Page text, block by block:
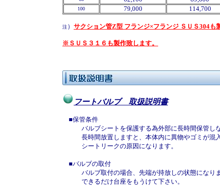
100 79,000 114,700
注） サクション管Z型 フランジ×フランジ ＳＵＳ304
※ＳＵＳ３１６も製作致します。
フートバルブ 取扱説明書
■保管条件
バルブシートを保護する為外部に長時間保管し
長時間放置しますと、本体内に異物やゴミが混
シートリークの原因になります。
■バルブの取付
バルブ取付の場合、先端が持放しの状態になり
できるだけ台座をもうけて下さい。